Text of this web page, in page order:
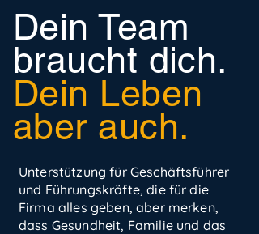
Dein Team
braucht dich.
Dein Leben
aber auch.
Unterstützung für Geschäftsführer
und Führungskräfte, die für die
Firma alles geben, aber merken,
dass Gesundheit, Familie und das